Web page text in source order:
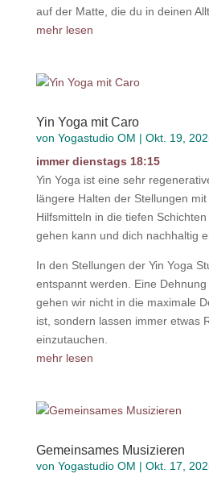
auf der Matte, die du in deinen
mehr lesen
Yin Yoga mit Caro
von Yogastudio OM | Okt. 19,
immer dienstags 18:15
Yin Yoga ist eine sehr
längere Halten der Stellungen
Hilfsmitteln in die tiefen
gehen kann und dich nachhaltig
In den Stellungen der Yin Yoga
entspannt werden. Eine
gehen wir nicht in die maximale
ist, sondern lassen immer etwas
einzutauchen.
mehr lesen
Gemeinsames Musizieren
von Yogastudio OM | Okt. 17,